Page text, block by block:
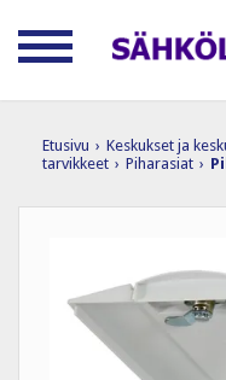
Etusivu › Keskukset ja
tarvikkeet › Piharasiat ›